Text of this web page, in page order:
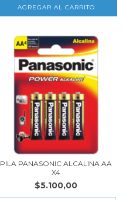
PILA PANASONIC ALCALINA AA
X4
$5.100,00